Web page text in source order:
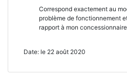
Correspond exactement au
problème de fonctionnement
rapport à mon
Date: le 22 août 2020